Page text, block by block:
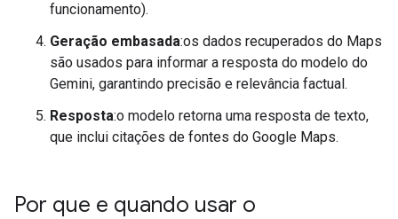
funcionamento).
Geração embasada:os dados recuperados do Maps
são usados para informar a resposta do modelo do
Gemini, garantindo precisão e relevância factual.
Resposta:o modelo retorna uma resposta de texto,
que inclui citações de fontes do Google Maps.
Por que e quando usar o